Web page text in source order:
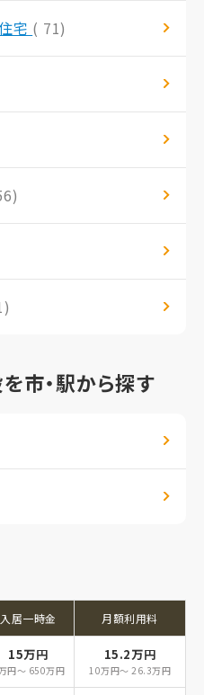
宅 ( 71)
市・駅から探す
入居一時金 月額利用料
15万円
円～ 650万円
15.2万円
10万円～ 26.3万円